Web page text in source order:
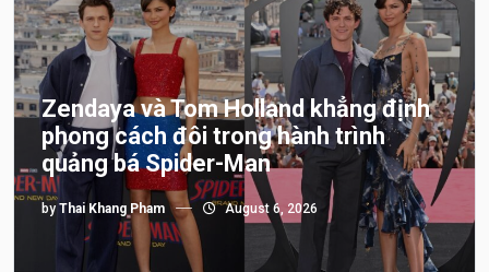
Zendaya và Tom Holland khẳng định
phong cách đôi trong hành trình
quảng bá Spider-Man
by Thai Khang Pham August 6, 2026